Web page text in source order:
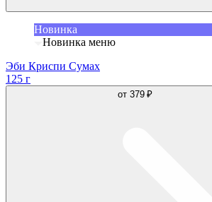
Новинка
Новинка меню
Эби Криспи Сумах
125 г
от 379 ₽